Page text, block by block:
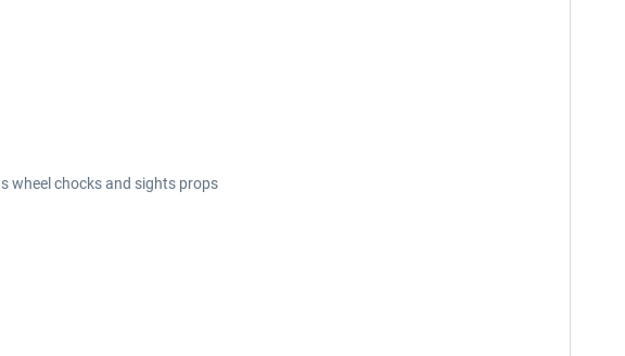
wheel chocks and sights props